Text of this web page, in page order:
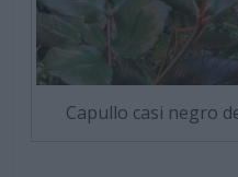
Capullo casi negro